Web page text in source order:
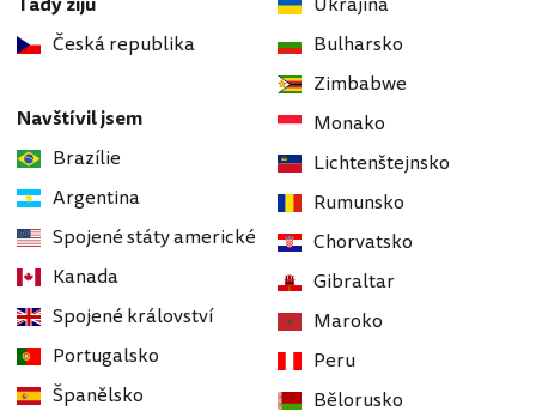
Česká republika
Navštívil jsem
Brazílie
Argentina
Spojené státy americké
Kanada
Spojené království
Portugalsko
Španělsko
Bulharsko
Zimbabwe
Monako
Lichtenštejnsko
Rumunsko
Chorvatsko
Gibraltar
Maroko
Peru
Bělorusko